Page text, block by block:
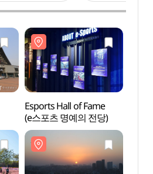
Esports Hall of Fame
(e스포츠 명예의 전당)